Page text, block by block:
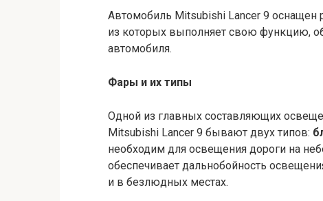
Автомобиль Mitsubishi Lancer 9
из которых выполняет свою функцию,
автомобиля.
Фары и их типы
Одной из главных составляющих
Mitsubishi Lancer 9 бывают двух типов:
необходим для освещения дороги на
обеспечивает дальнобойность
и в безлюдных местах.